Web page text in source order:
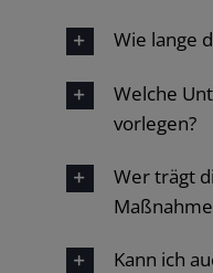
Wie lange
Welche
vorlegen?
Wer trägt
Kann ich